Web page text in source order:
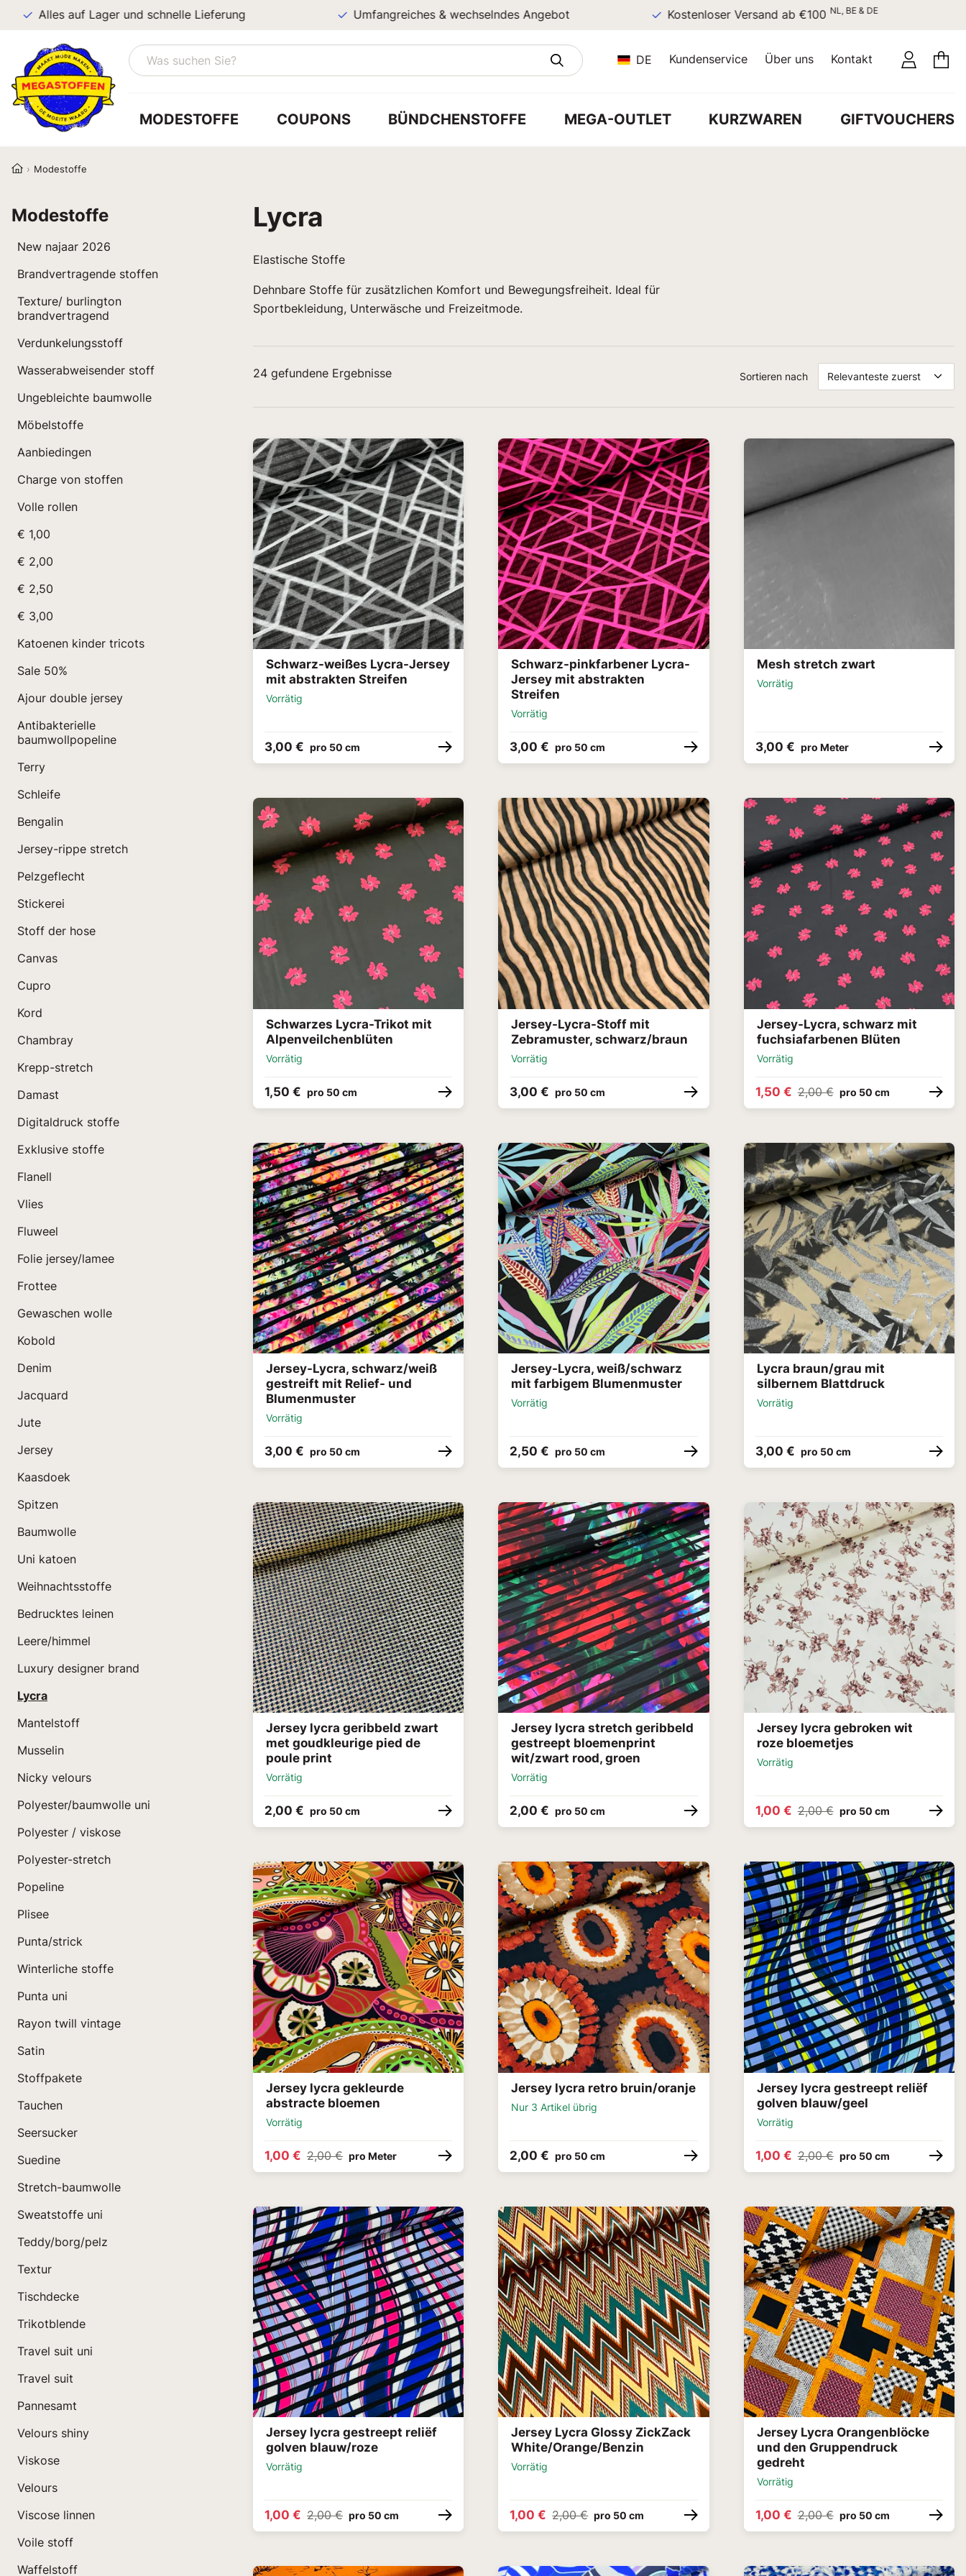
Alles auf Lager und schnelle Lieferung Umfangreiches & wechselndes Angebot Kostenloser Versand ab €100 NL, BE & DE
DE Kundenservice Über uns Kontakt
MODESTOFFE COUPONS BÜNDCHENSTOFFE MEGA-OUTLET KURZWAREN GIFTVOUCHERS
Modestoffe
Modestoffe
New najaar 2026
Brandvertragende stoffen
Texture/ burlington
brandvertragend
Verdunkelungsstoff
Wasserabweisender stoff
Ungebleichte baumwolle
Möbelstoffe
Aanbiedingen
Charge von stoffen
Volle rollen
€ 1,00
€ 2,00
€ 2,50
€ 3,00
Katoenen kinder tricots
Sale 50%
Ajour double jersey
Antibakterielle
baumwollpopeline
Terry
Schleife
Bengalin
Jersey-rippe stretch
Pelzgeflecht
Stickerei
Stoff der hose
Canvas
Cupro
Kord
Chambray
Krepp-stretch
Damast
Digitaldruck stoffe
Exklusive stoffe
Flanell
Vlies
Fluweel
Folie jersey/lamee
Frottee
Gewaschen wolle
Kobold
Denim
Jacquard
Jute
Jersey
Kaasdoek
Spitzen
Baumwolle
Uni katoen
Weihnachtsstoffe
Bedrucktes leinen
Leere/himmel
Luxury designer brand
Lycra
Mantelstoff
Musselin
Nicky velours
Polyester/baumwolle uni
Polyester / viskose
Polyester-stretch
Popeline
Plisee
Punta/strick
Winterliche stoffe
Punta uni
Rayon twill vintage
Satin
Stoffpakete
Tauchen
Seersucker
Suedine
Stretch-baumwolle
Sweatstoffe uni
Teddy/borg/pelz
Textur
Tischdecke
Trikotblende
Travel suit uni
Travel suit
Pannesamt
Velours shiny
Viskose
Velours
Viscose linnen
Voile stoff
Waffelstoff
Lycra
Elastische Stoffe
Dehnbare Stoffe für zusätzlichen Komfort und Bewegungsfreiheit. Ideal für
Sportbekleidung, Unterwäsche und Freizeitmode.
Sortieren nach Relevanteste zuerst
24 gefundene Ergebnisse
Schwarz-weißes Lycra-Jersey
mit abstrakten Streifen
Vorrätig
3,00 € pro 50 cm
Schwarz-pinkfarbener Lycra-
Jersey mit abstrakten
Streifen
Vorrätig
3,00 € pro 50 cm
Mesh stretch zwart
Vorrätig
3,00 € pro Meter
Schwarzes Lycra-Trikot mit
Alpenveilchenblüten
Vorrätig
1,50 € pro 50 cm
Jersey-Lycra-Stoff mit
Zebramuster, schwarz/braun
Vorrätig
3,00 € pro 50 cm
Jersey-Lycra, schwarz mit
fuchsiafarbenen Blüten
Vorrätig
1,50 € 2,00 € pro 50 cm
Jersey-Lycra, schwarz/weiß
gestreift mit Relief- und
Blumenmuster
Vorrätig
3,00 € pro 50 cm
Jersey-Lycra, weiß/schwarz
mit farbigem Blumenmuster
Vorrätig
2,50 € pro 50 cm
Lycra braun/grau mit
silbernem Blattdruck
Vorrätig
3,00 € pro 50 cm
Jersey lycra geribbeld zwart
met goudkleurige pied de
poule print
Vorrätig
2,00 € pro 50 cm
Jersey lycra stretch geribbeld
gestreept bloemenprint
wit/zwart rood, groen
Vorrätig
2,00 € pro 50 cm
Jersey lycra gebroken wit
roze bloemetjes
Vorrätig
1,00 € 2,00 € pro 50 cm
Jersey lycra gekleurde
abstracte bloemen
Vorrätig
1,00 € 2,00 € pro Meter
Jersey lycra retro bruin/oranje
Nur 3 Artikel übrig
2,00 € pro 50 cm
Jersey lycra gestreept reliëf
golven blauw/geel
Vorrätig
1,00 € 2,00 € pro 50 cm
Jersey lycra gestreept reliëf
golven blauw/roze
Vorrätig
1,00 € 2,00 € pro 50 cm
Jersey Lycra Glossy ZickZack
White/Orange/Benzin
Vorrätig
1,00 € 2,00 € pro 50 cm
Jersey Lycra Orangenblöcke
und den Gruppendruck
gedreht
Vorrätig
1,00 € 2,00 € pro 50 cm